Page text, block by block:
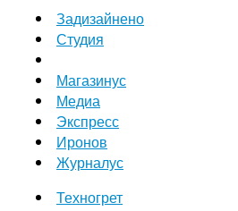
Задизайнено
Студия
Магазинус
Медиа
Экспресс
Иронов
Журналус
Техногрет